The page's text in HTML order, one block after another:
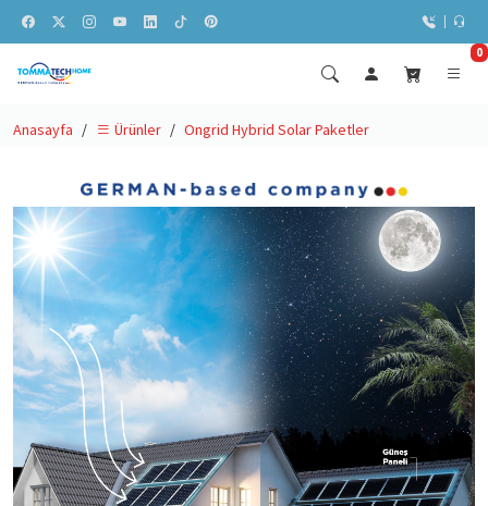
0
Anasayfa Ürünler Ongrid Hybrid Solar Paketler